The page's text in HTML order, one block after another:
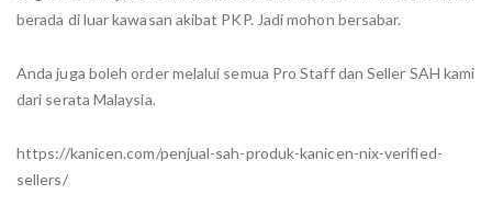
berada di luar kawasan akibat PKP. Jadi mohon bersabar.
Anda juga boleh order melalui semua Pro Staff dan Seller SAH kami
dari serata Malaysia.
https://kanicen.com/penjual-sah-produk-kanicen-nix-verified-
sellers/